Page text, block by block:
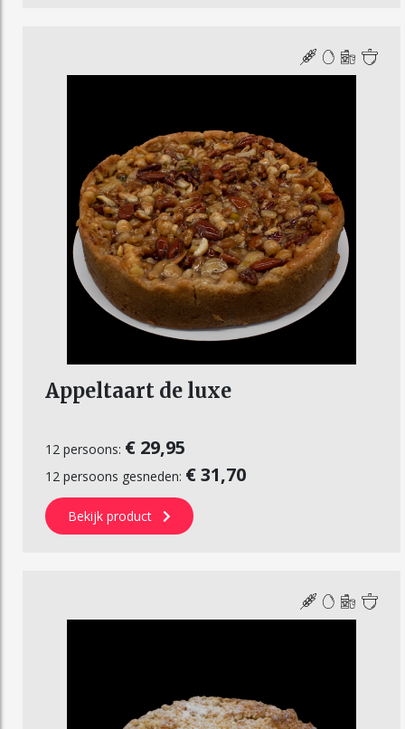
Appeltaart de luxe
12 persoons: € 29,95
12 persoons gesneden: € 31,70
Bekijk product